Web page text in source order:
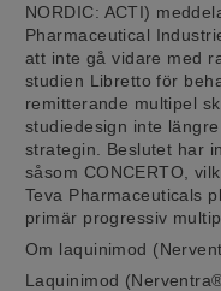
NORDIC: ACTI)
Pharmaceutical
att inte gå vidare med
studien Libretto för
remitterande multipel
studiedesign inte
strategin. Beslutet har
såsom CONCERTO,
Teva Pharmaceuticals
primär progressiv
Om laquinimod
Laquinimod